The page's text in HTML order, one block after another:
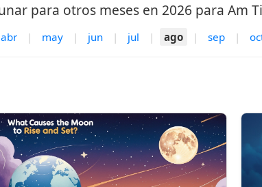
para otros meses en 2026 para Am
abr | may | jun | jul | ago | sep |